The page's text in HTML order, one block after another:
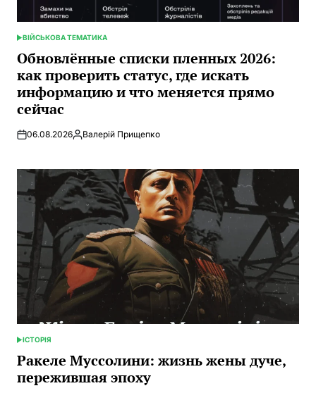
ОПУБЛИКОВАНО
В
ВІЙСЬКОВА ТЕМАТИКА
Обновлённые списки пленных 2026:
как проверить статус, где искать
информацию и что меняется прямо
сейчас
06.08.2026Запись
Валерій Прищепко
ОПУБЛИКОВАНО
В
ІСТОРІЯ
Ракеле Муссолини: жизнь жены дуче,
пережившая эпоху